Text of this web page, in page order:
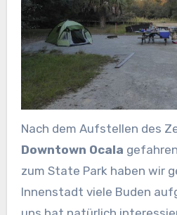
Nach dem Aufstellen des
Downtown Ocala
zum State Park haben wir
Innenstadt viele Buden